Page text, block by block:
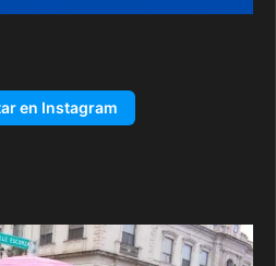
en Instagram